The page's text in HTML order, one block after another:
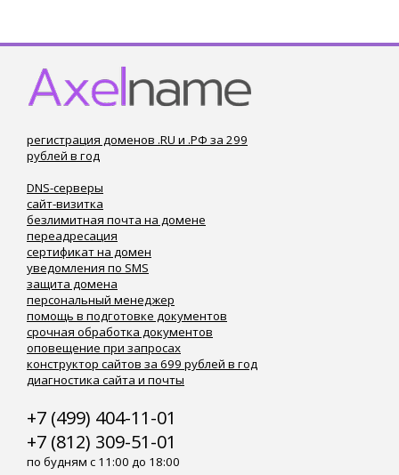
регистрация доменов .RU и .РФ за 299
рублей в год
DNS-серверы
сайт-визитка
безлимитная почта на домене
переадресация
сертификат на домен
уведомления по SMS
защита домена
персональный менеджер
помощь в подготовке документов
срочная обработка документов
оповещение при запросах
конструктор сайтов за 699 рублей в год
диагностика сайта и почты
+7 (499) 404-11-01
+7 (812) 309-51-01
по будням с 11:00 до 18:00